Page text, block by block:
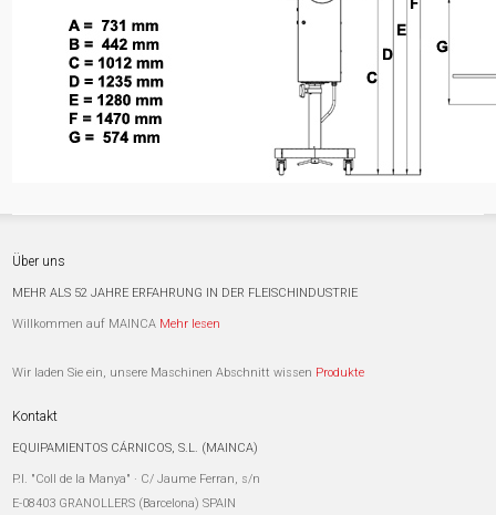
Über uns
MEHR ALS 52 JAHRE ERFAHRUNG IN DER FLEISCHINDUSTRIE
Willkommen auf MAINCA Mehr lesen
Wir laden Sie ein, unsere Maschinen Abschnitt wissen Produkte
Kontakt
EQUIPAMIENTOS CÁRNICOS, S.L. (MAINCA)
P.I. "Coll de la Manya" · C/ Jaume Ferran, s/n
E-08403 GRANOLLERS (Barcelona) SPAIN